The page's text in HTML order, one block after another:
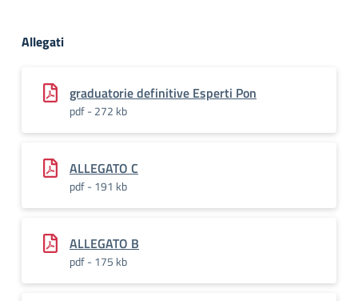
Allegati
graduatorie definitive Esperti Pon
pdf - 272 kb
ALLEGATO C
pdf - 191 kb
ALLEGATO B
pdf - 175 kb